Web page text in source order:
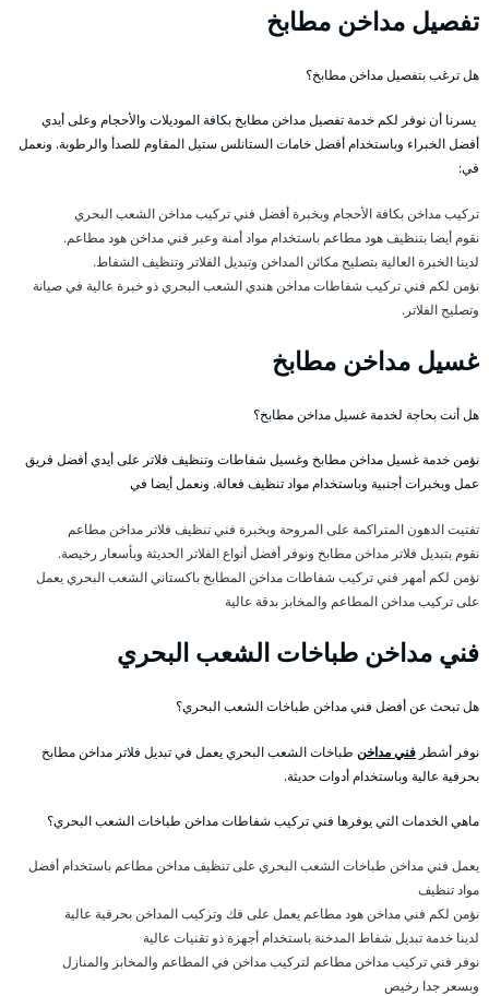
تفصيل مداخن مطابخ
هل ترغب بتفصيل مداخن مطابخ؟
يسرنا أن نوفر لكم خدمة تفصيل مداخن مطابخ بكافة الموديلات والأحجام وعلى أيدي
أفضل الخبراء وباستخدام أفضل خامات الستانلس ستيل المقاوم للصدأ والرطوبة. ونعمل
في:
تركيب مداخن بكافة الأحجام وبخبرة أفضل فني تركيب مداخن الشعب البحري
نقوم أيضا بتنظيف هود مطاعم باستخدام مواد أمنة وعبر فني مداخن هود مطاعم.
لدينا الخبرة العالية بتصليح مكائن المداخن وتبديل الفلاتر وتنظيف الشفاط.
نؤمن لكم فني تركيب شفاطات مداخن هندي الشعب البحري ذو خبرة عالية في صيانة
وتصليح الفلاتر.
غسيل مداخن مطابخ
هل أنت بحاجة لخدمة غسيل مداخن مطابخ؟
نؤمن خدمة غسيل مداخن مطابخ وغسيل شفاطات وتنظيف فلاتر على أيدي أفضل فريق
عمل وبخبرات أجنبية وباستخدام مواد تنظيف فعالة. ونعمل أيضا في
تفتيت الدهون المتراكمة على المروحة وبخبرة فني تنظيف فلاتر مداخن مطاعم
نقوم بتبديل فلاتر مداخن مطابخ ونوفر أفضل أنواع الفلاتر الحديثة وبأسعار رخيصة.
نؤمن لكم أمهر فني تركيب شفاطات مداخن المطابخ باكستاني الشعب البحري يعمل
على تركيب مداخن المطاعم والمخابز بدقة عالية
فني مداخن طباخات الشعب البحري
هل تبحث عن أفضل فني مداخن طباخات الشعب البحري؟
نوفر أشطر فني مداخن طباخات الشعب البحري يعمل في تبديل فلاتر مداخن مطابخ
بحرفية عالية وباستخدام أدوات حديثة.
ماهي الخدمات التي يوفرها فني تركيب شفاطات مداخن طباخات الشعب البحري؟
يعمل فني مداخن طباخات الشعب البحري على تنظيف مداخن مطاعم باستخدام أفضل
مواد تنظيف
نؤمن لكم فني مداخن هود مطاعم يعمل على فك وتركيب المداخن بحرفية عالية
لدينا خدمة تبديل شفاط المدخنة باستخدام أجهزة ذو تقنيات عالية
نوفر فني تركيب مداخن مطاعم لتركيب مداخن في المطاعم والمخابز والمنازل
وبسعر جدا رخيص